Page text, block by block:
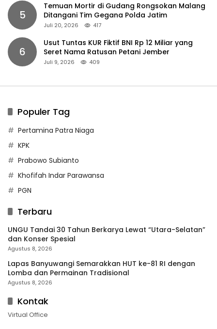
5
Temuan Mortir di Gudang Rongsokan Malang
Ditangani Tim Gegana Polda Jatim
Juli 20, 2026 417
6
Usut Tuntas KUR Fiktif BNI Rp 12 Miliar yang
Seret Nama Ratusan Petani Jember
Juli 9, 2026 409
Populer Tag
Pertamina Patra Niaga
KPK
Prabowo Subianto
Khofifah Indar Parawansa
PGN
Terbaru
UNGU Tandai 30 Tahun Berkarya Lewat “Utara-Selatan”
dan Konser Spesial
Agustus 8, 2026
Lapas Banyuwangi Semarakkan HUT ke-81 RI dengan
Lomba dan Permainan Tradisional
Agustus 8, 2026
Kontak
Virtual Office